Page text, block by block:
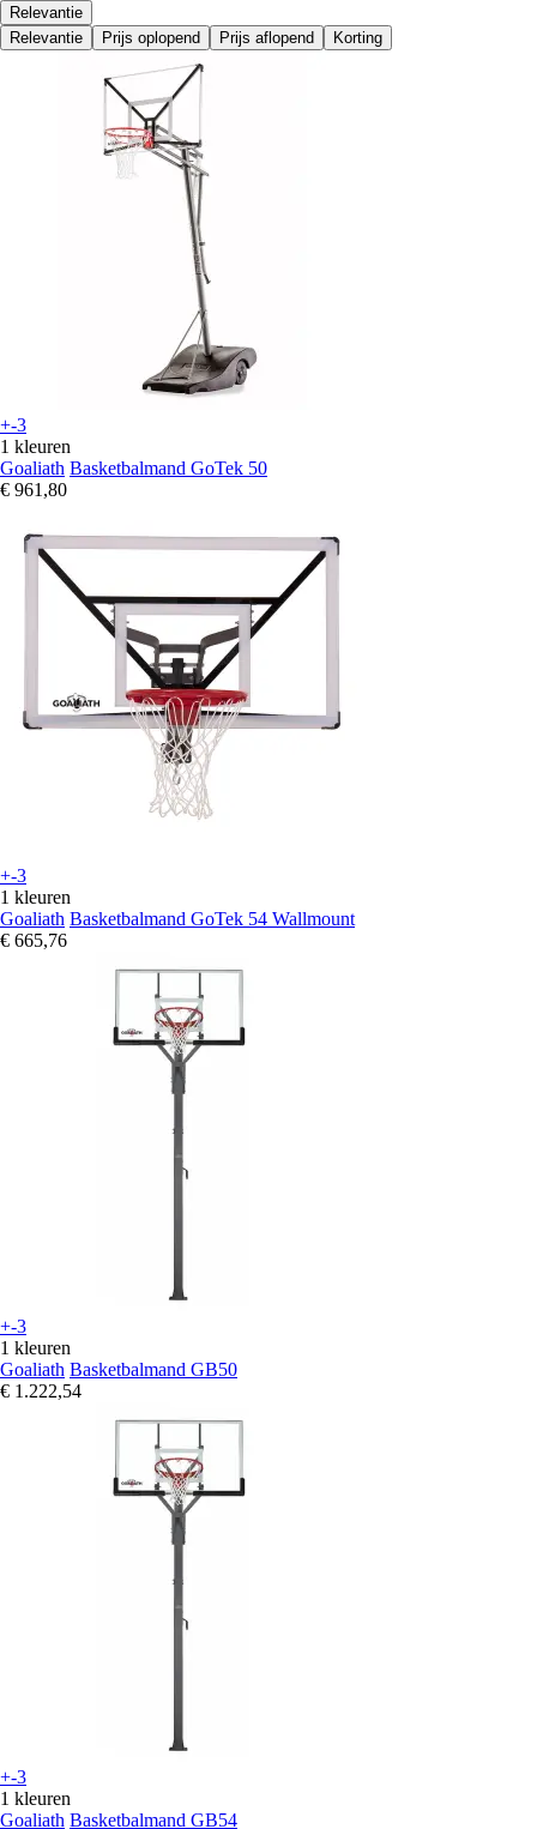
Relevantie
Relevantie
Prijs oplopend Prijs aflopend Korting
+-3
1 kleuren
Goaliath Basketbalmand GoTek 50
€ 961,80
+-3
1 kleuren
Goaliath Basketbalmand GoTek 54 Wallmount
€ 665,76
+-3
1 kleuren
Goaliath Basketbalmand GB50
€ 1.222,54
+-3
1 kleuren
Goaliath Basketbalmand GB54